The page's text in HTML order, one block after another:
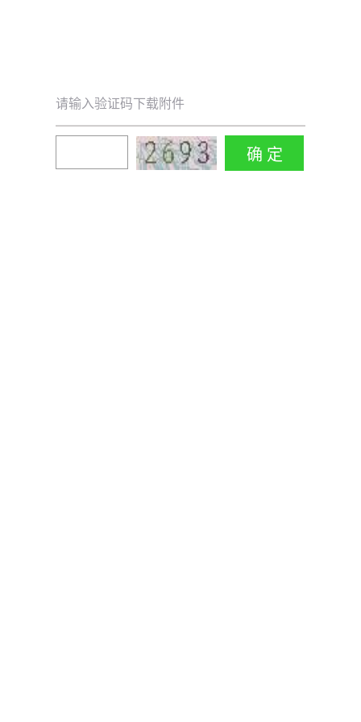
请输入验证码下载附件